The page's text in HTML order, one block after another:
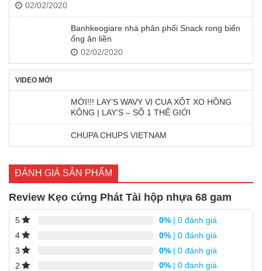
02/02/2020
Banhkeogiare nhà phân phối Snack rong biển
ống ăn liền
02/02/2020
VIDEO MỚI
MỚI!!! LAY’S WAVY VỊ CUA XỐT XO HỒNG
KÔNG | LAY’S – SỐ 1 THẾ GIỚI
CHUPA CHUPS VIETNAM
ĐÁNH GIÁ SẢN PHẨM
Review Kẹo cứng Phát Tài hộp nhựa 68 gam
5 0% | 0 đánh giá
4
0% | 0 đánh giá
3
0% | 0 đánh giá
2
0% | 0 đánh giá